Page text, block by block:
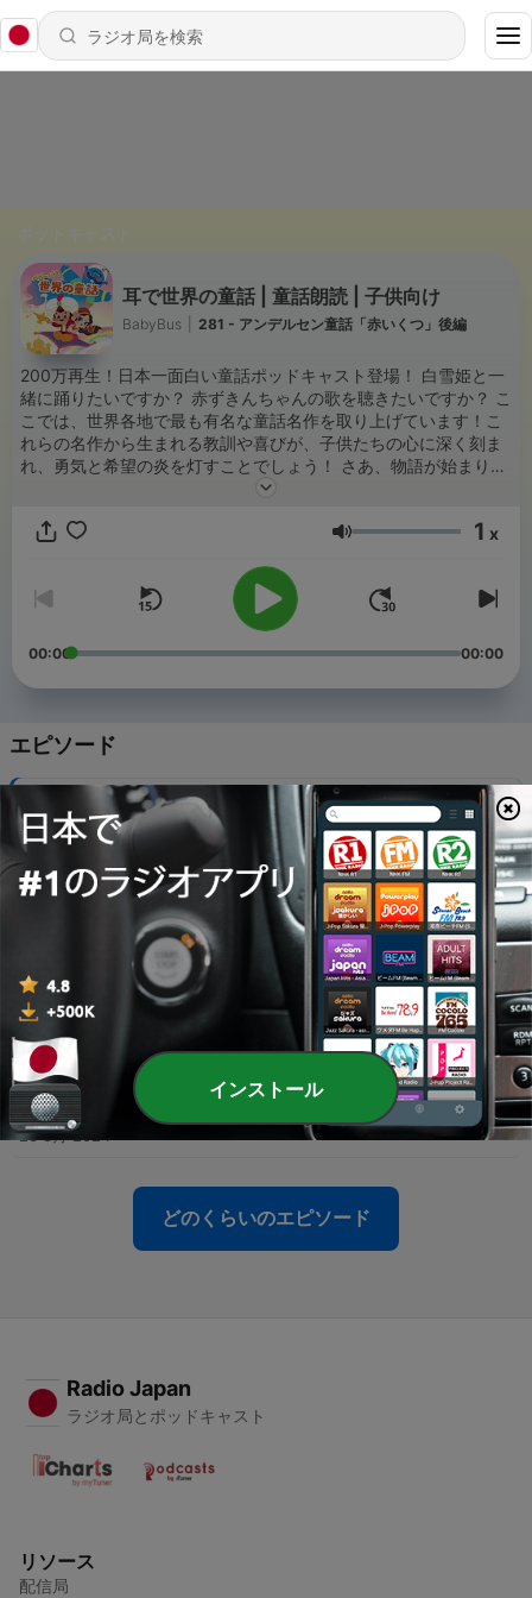
耳で世界の童話 | 童話朗読 | 子供向け
BabyBus 281 - アンデルセン童話「赤いくつ」後編
200万再生！日本一面白い童話ポッドキャスト登場！ 白雪姫と一
緒に踊りたいですか？ 赤ずきんちゃんの歌を聴きたいですか？ こ
こでは、世界各地で最も有名な童話名作を取り上げています！こ
れらの名作から生まれる教訓や喜びが、子供たちの心に深く刻ま
れ、勇気と希望の炎を灯すことでしょう！ さあ、物語が始まりま
すよ！不思議な童話の世界へ一緒に飛び込みましょう！ 毎週月・
み聞かせ ＃童話 ＃昔話 ＃アンデルセン童話 ＃グリム童話 ＃
音量 1 x
00:00 00:00
エピソード
アンデルセン童話「赤いくつ」後編
06 9月 2024
280 - アンデルセン童話「赤いくつ」前編
アンデルセン童話「空飛ぶトランク」後編
30 8月 2024
アンデルセン童話「空飛ぶトランク」前編
27 8月 2024
277 - アンデルセン童話「白鳥の王子」後編
23 8月 2024
どのくらいのエピソード
Radio Japan
ラジオ局とポッドキャスト
リソース
配信局
インストール